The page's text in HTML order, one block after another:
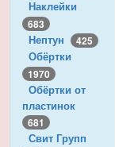
Наклейки
683
Нептун 425
Обёртки
1970
Обёртки от
пластинок
681
Свит Групп